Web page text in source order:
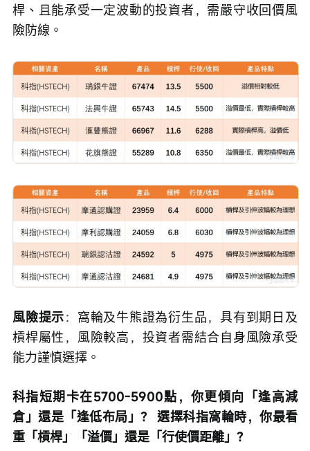
桿、且能承受一定波動的投資者，需嚴守收回價風
險防線。
風險提示：窩輪及牛熊證為衍生品，具有到期日及
槓桿屬性，風險較高，投資者需結合自身風險承受
能力謹慎選擇。
科指短期卡在5700-5900點，你更傾向「逢高減
倉」還是「逢低布局」？ 選擇科指窩輪時，你最看
重「槓桿」「溢價」還是「行使價距離」？